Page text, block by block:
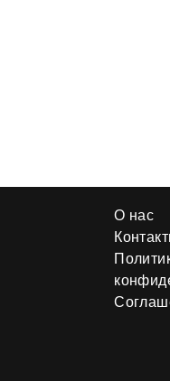
О нас